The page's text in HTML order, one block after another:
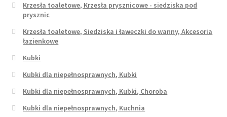
Krzesła toaletowe, Krzesła prysznicowe - siedziska pod
prysznic
Krzesła toaletowe, Siedziska i ławeczki do wanny, Akcesoria
łazienkowe
Kubki
Kubki dla niepełnosprawnych, Kubki
Kubki dla niepełnosprawnych, Kubki, Choroba
Kubki dla niepełnosprawnych, Kuchnia